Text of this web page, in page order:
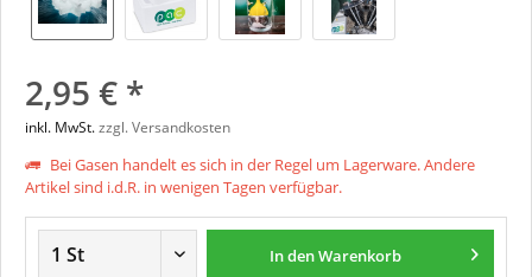
2,95 € *
inkl. MwSt.zzgl. Versandkosten
Bei Gasen handelt es sich in der Regel um Lagerware. Andere
Artikel sind i.d.R. in wenigen Tagen verfügbar.
In denWarenkorb